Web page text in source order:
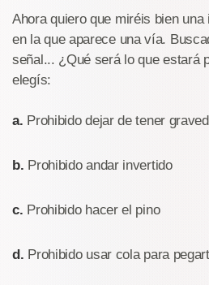
Ahora quiero que miréis bien
en la que aparece una vía.
señal... ¿Qué será lo que estará
elegís:
a. Prohibido dejar de tener
b. Prohibido andar invertido
c. Prohibido hacer el pino
d. Prohibido usar cola para